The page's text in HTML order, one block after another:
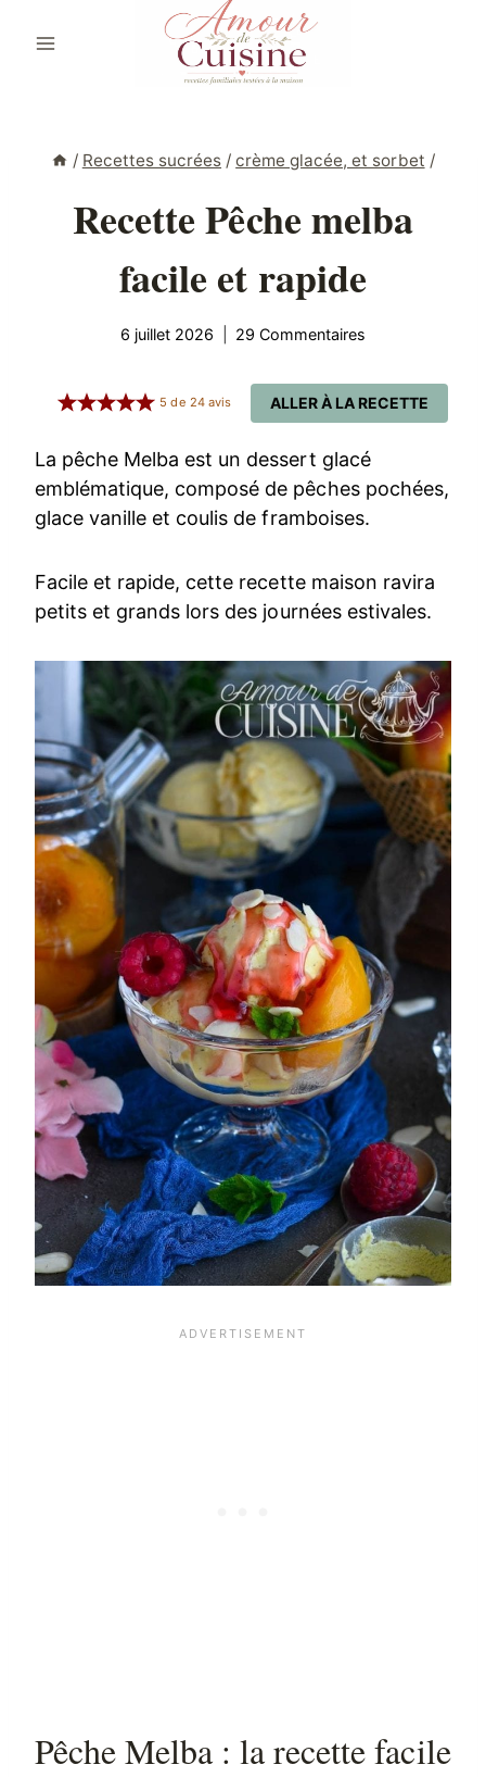
/ Recettes sucrées / crème glacée, et sorbet /
Recette Pêche melba
facile et rapide
6 juillet 2026 29 Commentaires
ALLER À LA RECETTE
5 de 24avis
La pêche Melba est un dessert glacé
emblématique, composé de pêches pochées,
glace vanille et coulis de framboises.
Facile et rapide, cette recette maison ravira
petits et grands lors des journées estivales.
Pêche Melba : la recette facile